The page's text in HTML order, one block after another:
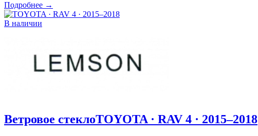
Подробнее →
В наличии
Ветровое стеклоTOYOTA · RAV 4 · 2015–2018